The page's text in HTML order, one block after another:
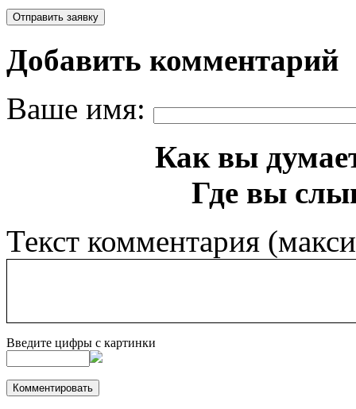
Добавить комментарий
Ваше имя:
Как вы
Где вы
Текст комментария
Введите цифры с картинки